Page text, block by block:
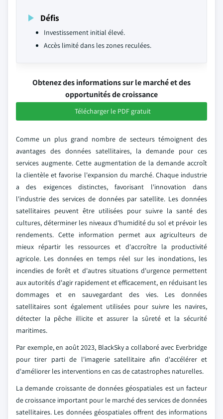
Défis
Investissement initial élevé.
Accès limité dans les zones reculées.
Obtenez des informations sur le marché et des
opportunités de croissance
Télécharger le PDF gratuit
Comme un plus grand nombre de secteurs témoignent des
avantages des données satellitaires, la demande pour ces
services augmente. Cette augmentation de la demande accroît
la clientèle et favorise l'expansion du marché. Chaque industrie
a des exigences distinctes, favorisant l'innovation dans
l'industrie des services de données par satellite. Les données
satellitaires peuvent être utilisées pour suivre la santé des
cultures, déterminer les niveaux d'humidité du sol et prévoir les
rendements. Cette information permet aux agriculteurs de
mieux répartir les ressources et d'accroître la productivité
agricole. Les données en temps réel sur les inondations, les
incendies de forêt et d'autres situations d'urgence permettent
aux autorités d'agir rapidement et efficacement, en réduisant les
dommages et en sauvegardant des vies. Les données
satellitaires sont également utilisées pour suivre les navires,
détecter la pêche illicite et assurer la sûreté et la sécurité
maritimes.
Par exemple, en août 2023, BlackSky a collaboré avec Everbridge
pour tirer parti de l'imagerie satellitaire afin d'accélérer et
d'améliorer les interventions en cas de catastrophes naturelles.
La demande croissante de données géospatiales est un facteur
de croissance important pour le marché des services de données
satellitaires. Les données géospatiales offrent des informations